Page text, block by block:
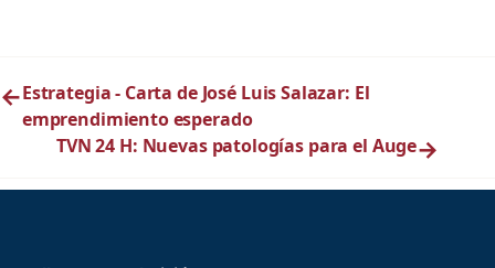
←Estrategia - Carta de José Luis Salazar: El
emprendimiento esperado
TVN 24 H: Nuevas patologías para el Auge→